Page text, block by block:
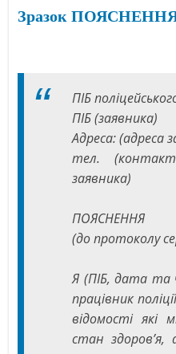
Зразок
ПІБ
ПІБ (заявника)
Адреса: (адреса
тел.
заявника)
ПОЯСНЕННЯ
(до протоколу
Я (ПІБ, дата та
працівник
відомості які
стан